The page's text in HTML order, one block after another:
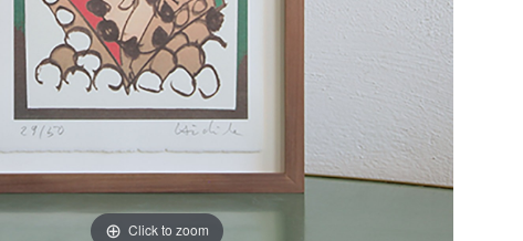
Click to zoom